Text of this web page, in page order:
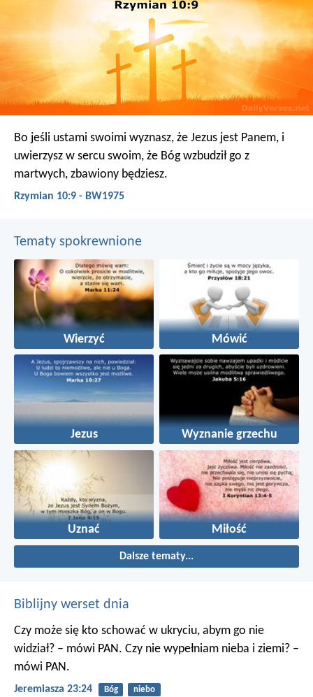
Bo jeśli ustami swoimi wyznasz, że Jezus jest Panem, i
uwierzysz w sercu swoim, że Bóg wzbudził go z
martwych, zbawiony będziesz.
Rzymian 10:9 - BW1975
Tematy spokrewnione
Wierzyć Mówić
Jezus Wyznanie grzechu
Uznać Miłość
Dalsze tematy...
Biblijny werset dnia
Czy może się kto schować w ukryciu, abym go nie
widział? – mówi PAN. Czy nie wypełniam nieba i ziemi? –
mówi PAN.
Jeremiasza 23:24 Bóg niebo